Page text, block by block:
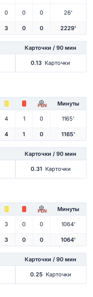
0 0 0 26'
3 0 0 2229'
Карточки / 90 мин
0.13 Карточки
PEN Минуты
4 1 0 1165'
4 1 0 1165'
Карточки / 90 мин
0.31 Карточки
PEN Минуты
3 0 0 1064'
3 0 0 1064'
Карточки / 90 мин
0.25 Карточки